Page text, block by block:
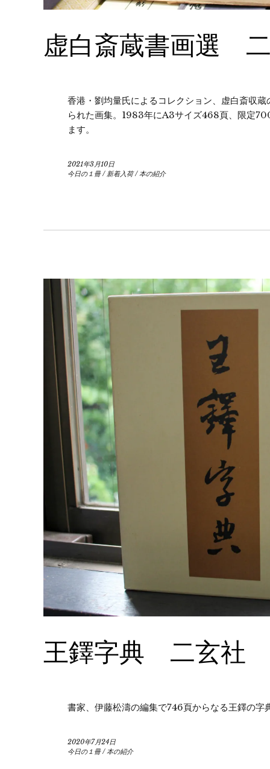
虚白斎蔵書画選
香港・劉均量氏によるコレクション、虚白斎収
られた画集。1983年にA3サイズ468頁、限定
ます。
2021年3月10日
今日の１冊/新着入荷/本の紹介
王鐸字典 二玄社
書家、伊藤松濤の編集で746頁からなる王鐸の字
2020年7月24日
今日の１冊/本の紹介